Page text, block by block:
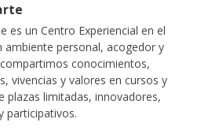
es un Centro Experiencial en el
ambiente personal, acogedor y
conocimientos,
vivencias y valores en cursos y
plazas limitadas, innovadores,
participativos.